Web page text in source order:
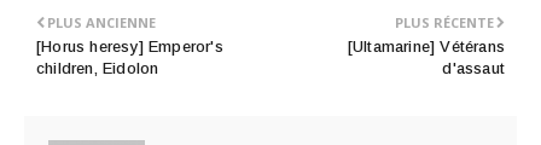
PLUS RÉCENTE
[Ultamarine] Vétérans
d'assaut
PLUS ANCIENNE
[Horus heresy] Emperor's
children, Eidolon